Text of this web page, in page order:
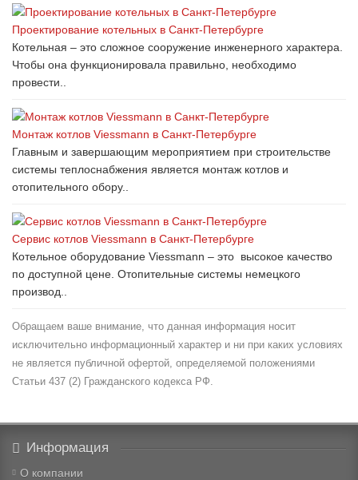
Проектирование котельных в Санкт-Петербурге
Котельная – это сложное сооружение инженерного характера.
Чтобы она функционировала правильно, необходимо
провести..
Монтаж котлов Viessmann в Санкт-Петербурге
Главным и завершающим мероприятием при строительстве
системы теплоснабжения является монтаж котлов и
отопительного обору..
Сервис котлов Viessmann в Санкт-Петербурге
Котельное оборудование Viessmann – это высокое качество
по доступной цене. Отопительные системы немецкого
производ..
Обращаем ваше внимание, что данная информация носит
исключительно информационный характер и ни при каких условиях
не является публичной офертой, определяемой положениями
Статьи 437 (2) Гражданского кодекса РФ.
Информация
О компании